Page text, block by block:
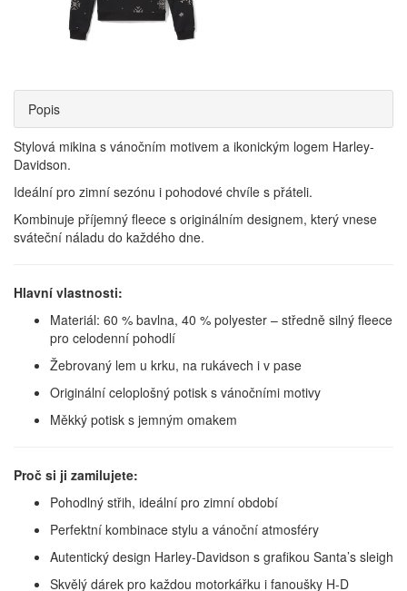
Popis
Stylová mikina s vánočním motivem a ikonickým logem Harley-
Davidson.
Ideální pro zimní sezónu i pohodové chvíle s přáteli.
Kombinuje příjemný fleece s originálním designem, který vnese
sváteční náladu do každého dne.
Hlavní vlastnosti:
Materiál: 60 % bavlna, 40 % polyester – středně silný fleece
pro celodenní pohodlí
Žebrovaný lem u krku, na rukávech i v pase
Originální celoplošný potisk s vánočními motivy
Měkký potisk s jemným omakem
Proč si ji zamilujete:
Pohodlný střih, ideální pro zimní období
Perfektní kombinace stylu a vánoční atmosféry
Autentický design Harley-Davidson s grafikou Santa’s sleigh
Skvělý dárek pro každou motorkářku i fanoušky H-D